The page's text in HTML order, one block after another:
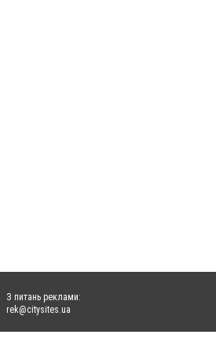
З питань реклами:
rek@citysites.ua